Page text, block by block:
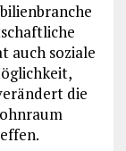
auch soziale
die